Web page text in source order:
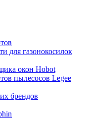
для газонокосилок
окон Hobot
пылесосов Legee
брендов